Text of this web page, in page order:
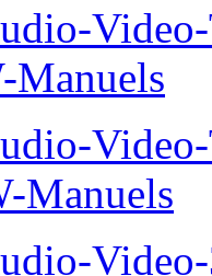
Manuels
Manuels